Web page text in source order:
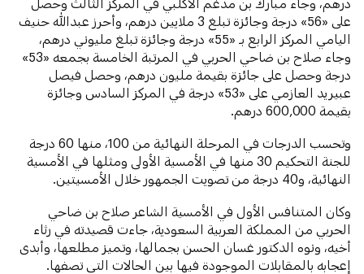
على «56» درجة وجائزة تبلغ 3 ملايين درهم، وأحرز عبدالله حنيف
اليامي المركز الرابع بـ «55» درجة وجائزة تبلغ مليوني درهم،
وجاء صلاح بن ضاحي الحربي في المرتبة الخامسة بجمعه «53»
درجة وحصل على جائزة بقيمة مليون درهم، وحصل فيصل
عبيريد العازمي على «53» درجة في المركز السادس وجائزة
بقيمة 600,000 درهم.
وتحسب الدرجات في المرحلة النهائية من 100، منها 60 درجة
للجنة التحكيم 30 منها في الأمسية الأولى ومثلها في الأمسية
النهائية، و40 درجة من تصويت الجمهور خلال الأمسيتين.
وكان المتنافس الأول في الأمسية الشاعر صلاح بن ضاحي
الحربي من المملكة العربية السعودية، جاءت قصيدته في رثاء
أخيه، ونوه الدكتور غسان الحسن بجمالها، وتميز مطلعها، وأبدى
إعجابه بالمقابلات الموجودة فيها بين الحالات التي تصفها.